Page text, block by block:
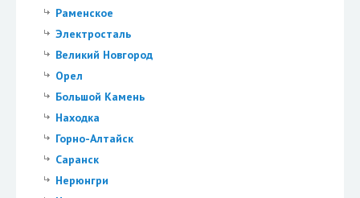
Раменское
Электросталь
Великий Новгород
Орел
Большой Камень
Находка
Горно-Алтайск
Саранск
Нерюнгри